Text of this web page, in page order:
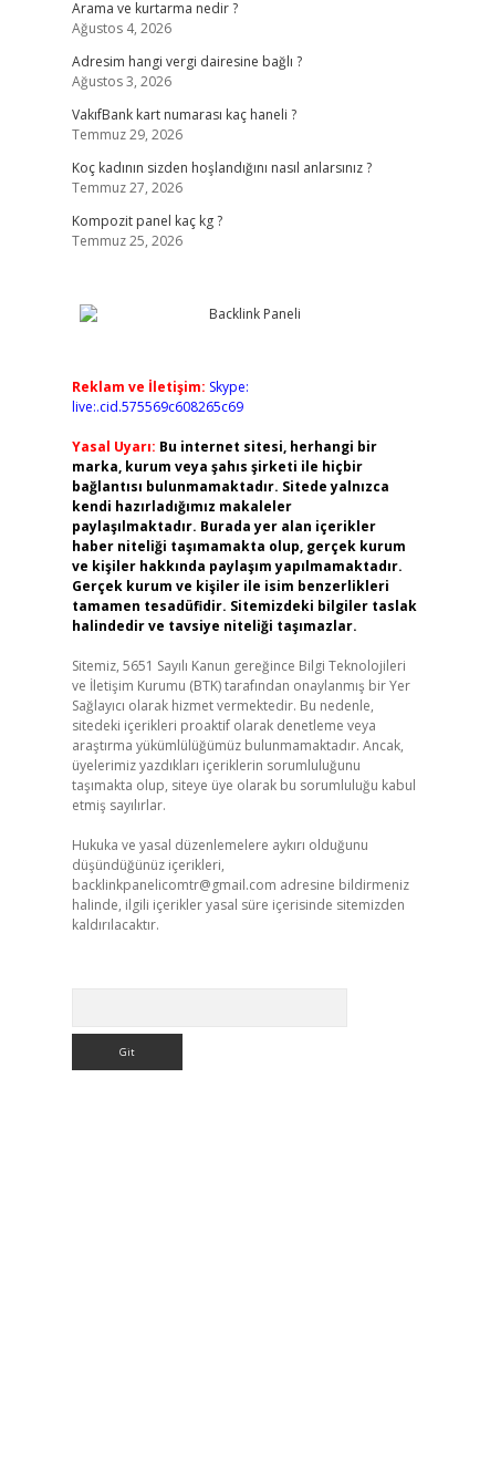
Arama ve kurtarma nedir ?
Ağustos 4, 2026
Adresim hangi vergi dairesine bağlı ?
Ağustos 3, 2026
VakıfBank kart numarası kaç haneli ?
Temmuz 29, 2026
Koç kadının sizden hoşlandığını nasıl anlarsınız ?
Temmuz 27, 2026
Kompozit panel kaç kg ?
Temmuz 25, 2026
Reklam ve İletişim: Skype:
live:.cid.575569c608265c69
Yasal Uyarı: Bu internet sitesi, herhangi bir
marka, kurum veya şahıs şirketi ile hiçbir
bağlantısı bulunmamaktadır. Sitede yalnızca
kendi hazırladığımız makaleler
paylaşılmaktadır. Burada yer alan içerikler
haber niteliği taşımamakta olup, gerçek kurum
ve kişiler hakkında paylaşım yapılmamaktadır.
Gerçek kurum ve kişiler ile isim benzerlikleri
tamamen tesadüfidir. Sitemizdeki bilgiler taslak
halindedir ve tavsiye niteliği taşımazlar.
Sitemiz, 5651 Sayılı Kanun gereğince Bilgi Teknolojileri
ve İletişim Kurumu (BTK) tarafından onaylanmış bir Yer
Sağlayıcı olarak hizmet vermektedir. Bu nedenle,
sitedeki içerikleri proaktif olarak denetleme veya
araştırma yükümlülüğümüz bulunmamaktadır. Ancak,
üyelerimiz yazdıkları içeriklerin sorumluluğunu
taşımakta olup, siteye üye olarak bu sorumluluğu kabul
etmiş sayılırlar.
Hukuka ve yasal düzenlemelere aykırı olduğunu
düşündüğünüz içerikleri,
backlinkpanelicomtr@gmail.com adresine bildirmeniz
halinde, ilgili içerikler yasal süre içerisinde sitemizden
kaldırılacaktır.